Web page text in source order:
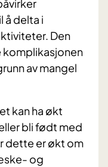
å delta i
Den
komplikasjonen
av mangel
kan ha økt
bli født med
dette er økt om
og